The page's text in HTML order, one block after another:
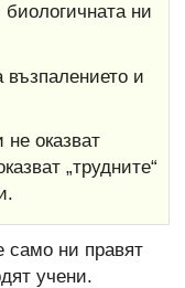
ни
възпалението и
не оказват
„трудните“
само ни правят
учени.